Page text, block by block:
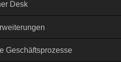
Desk
Geschäftsprozesse